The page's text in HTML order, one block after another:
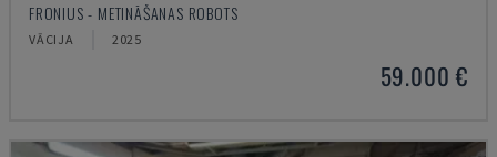
FRONIUS - METINĀŠANAS ROBOTS
VĀCIJA 2025
59.000 €